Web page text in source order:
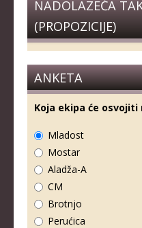
NADOLAZEĆA
(PROPOZICIJE)
ANKETA
Koja ekipa će
Mladost
Mostar
Aladža-A
CM
Brotnjo
Perućica